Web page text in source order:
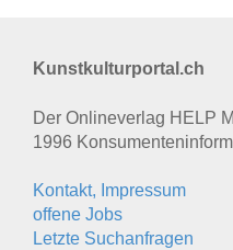
Kunstkulturportal.ch
Der Onlineverlag HELP
1996
Kontakt, Impressum
offene Jobs
Letzte Suchanfragen